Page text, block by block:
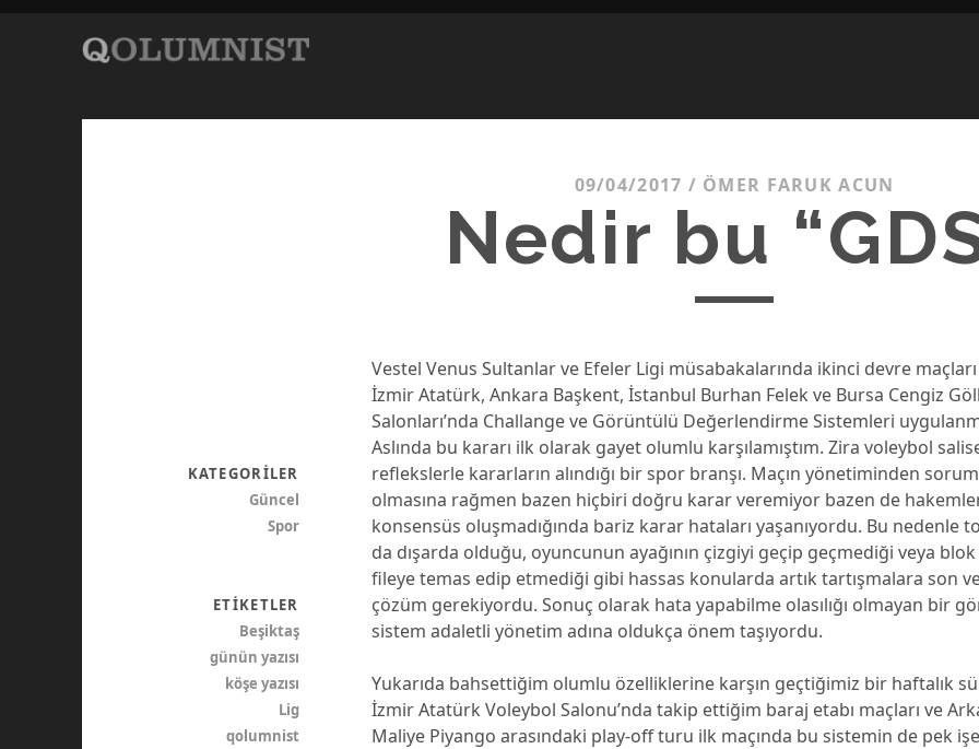
09/04/2017 / ÖMER FARUK ACUN
Nedir bu
Vestel Venus Sultanlar ve Efeler Ligi müsabakalarında ikinci devre
İzmir Atatürk, Ankara Başkent, İstanbul Burhan Felek ve Bursa Cengiz
Salonları’nda Challange ve Görüntülü Değerlendirme Sistemleri
Aslında bu kararı ilk olarak gayet olumlu karşılamıştım. Zira voleybol
reflekslerle kararların alındığı bir spor branşı. Maçın yönetiminden
olmasına rağmen bazen hiçbiri doğru karar veremiyor bazen de
konsensüs oluşmadığında bariz karar hataları yaşanıyordu. Bu nedenle
da dışarda olduğu, oyuncunun ayağının çizgiyi geçip geçmediği veya
fileye temas edip etmediği gibi hassas konularda artık tartışmalara son
çözüm gerekiyordu. Sonuç olarak hata yapabilme olasılığı olmayan bir
sistem adaletli yönetim adına oldukça önem taşıyordu.
Yukarıda bahsettiğim olumlu özelliklerine karşın geçtiğimiz bir haftalık
İzmir Atatürk Voleybol Salonu’nda takip ettiğim baraj etabı maçları ve
Maliye Piyango arasındaki play-off turu ilk maçında bu sistemin de pek işe
KATEGORILER
Güncel
Spor
ETIKETLER
Beşiktaş
günün yazısı
köşe yazısı
Lig
qolumnist